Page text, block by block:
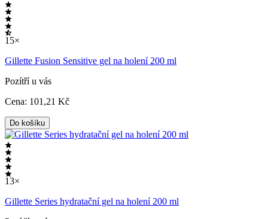
15×
Gillette Fusion Sensitive gel na holení 200 ml
Pozítří u vás
Cena: 101 ,21 Kč
Do košíku
13×
Gillette Series hydratační gel na holení 200 ml